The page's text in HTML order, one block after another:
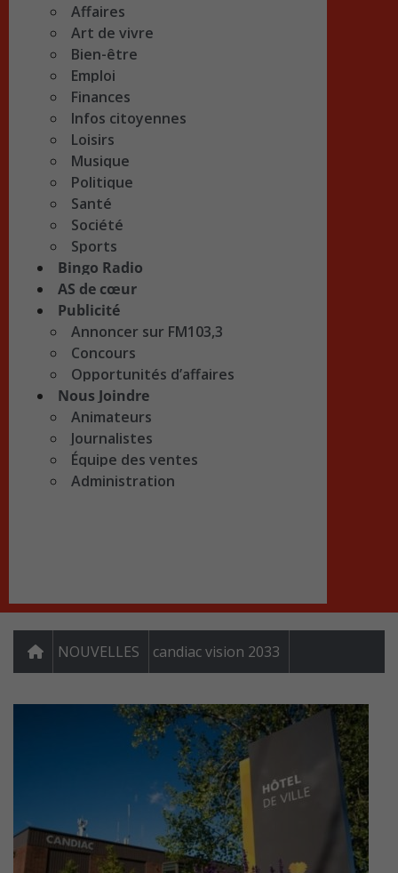
Affaires
Art de vivre
Bien-être
Emploi
Finances
Infos citoyennes
Loisirs
Musique
Politique
Santé
Société
Sports
Bingo Radio
AS de cœur
Publicité
Annoncer sur FM103,3
Concours
Opportunités d’affaires
Nous Joindre
Animateurs
Journalistes
Équipe des ventes
Administration
NOUVELLES candiac vision 2033